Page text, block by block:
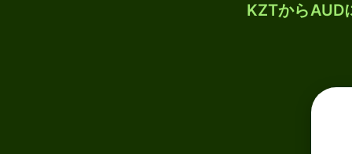
KZTからAUD